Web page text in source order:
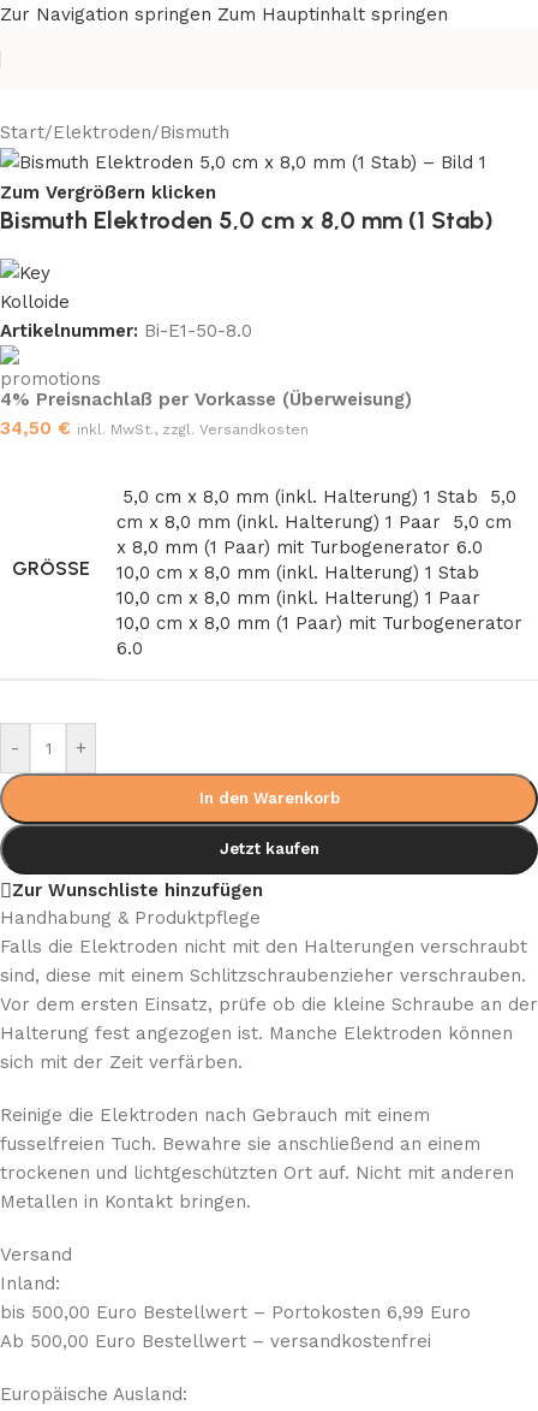
Zur Navigation springen Zum Hauptinhalt springen
Start/Elektroden/Bismuth
Zum Vergrößern klicken
Bismuth Elektroden 5,0 cm x 8,0 mm (1 Stab)
Artikelnummer: Bi-E1-50-8.0
4% Preisnachlaß per Vorkasse (Überweisung)
34,50 € inkl. MwSt., zzgl. Versandkosten
GRÖSSE
5,0 cm x 8,0 mm (inkl. Halterung) 1 Stab
5,0
cm x 8,0 mm (inkl. Halterung) 1 Paar
5,0 cm
x 8,0 mm (1 Paar) mit Turbogenerator 6.0
10,0 cm x 8,0 mm (inkl. Halterung) 1 Stab
10,0 cm x 8,0 mm (inkl. Halterung) 1 Paar
10,0 cm x 8,0 mm (1 Paar) mit Turbogenerator
6.0
- +
In den Warenkorb
Jetzt kaufen
Zur Wunschliste hinzufügen
Handhabung & Produktpflege
Falls die Elektroden nicht mit den Halterungen verschraubt
sind, diese mit einem Schlitzschraubenzieher verschrauben.
Vor dem ersten Einsatz, prüfe ob die kleine Schraube an der
Halterung fest angezogen ist. Manche Elektroden können
sich mit der Zeit verfärben.
Reinige die Elektroden nach Gebrauch mit einem
fusselfreien Tuch. Bewahre sie anschließend an einem
trockenen und lichtgeschützten Ort auf. Nicht mit anderen
Metallen in Kontakt bringen.
Versand
Inland:
bis 500,00 Euro Bestellwert – Portokosten 6,99 Euro
Ab 500,00 Euro Bestellwert – versandkostenfrei
Europäische Ausland: